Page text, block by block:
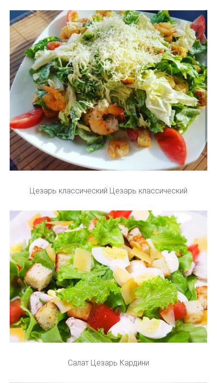
Цезарь классический Цезарь классический
Салат Цезарь Кардини